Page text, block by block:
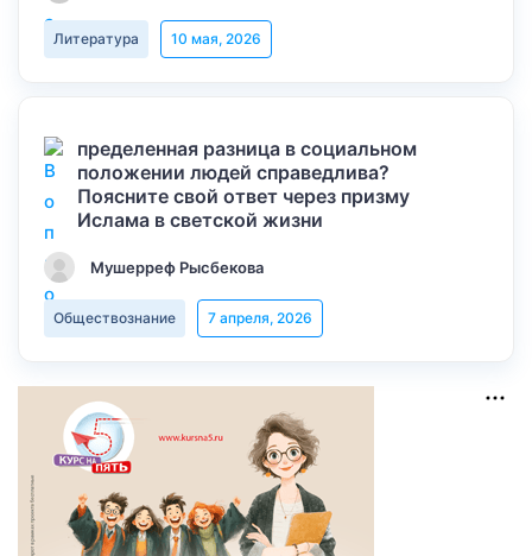
Литература 10 мая, 2026
пределенная разница в социальном
положении людей справедлива?
Поясните свой ответ через призму
Ислама в светской жизни
Мушерреф Рысбекова
Обществознание 7 апреля, 2026